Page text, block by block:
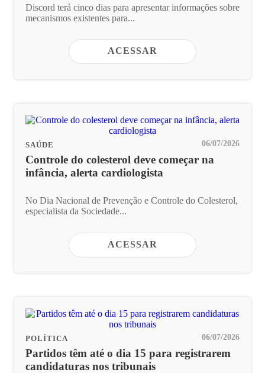
Discord terá cinco dias para apresentar informações sobre
mecanismos existentes para...
ACESSAR
SAÚDE 06/07/2026
Controle do colesterol deve começar na
infância, alerta cardiologista
No Dia Nacional de Prevenção e Controle do Colesterol,
especialista da Sociedade...
ACESSAR
POLÍTICA 06/07/2026
Partidos têm até o dia 15 para registrarem
candidaturas nos tribunais